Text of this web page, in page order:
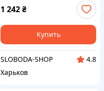
1 242₴
Купить
SLOBODA-SHOP
4.8
Харьков